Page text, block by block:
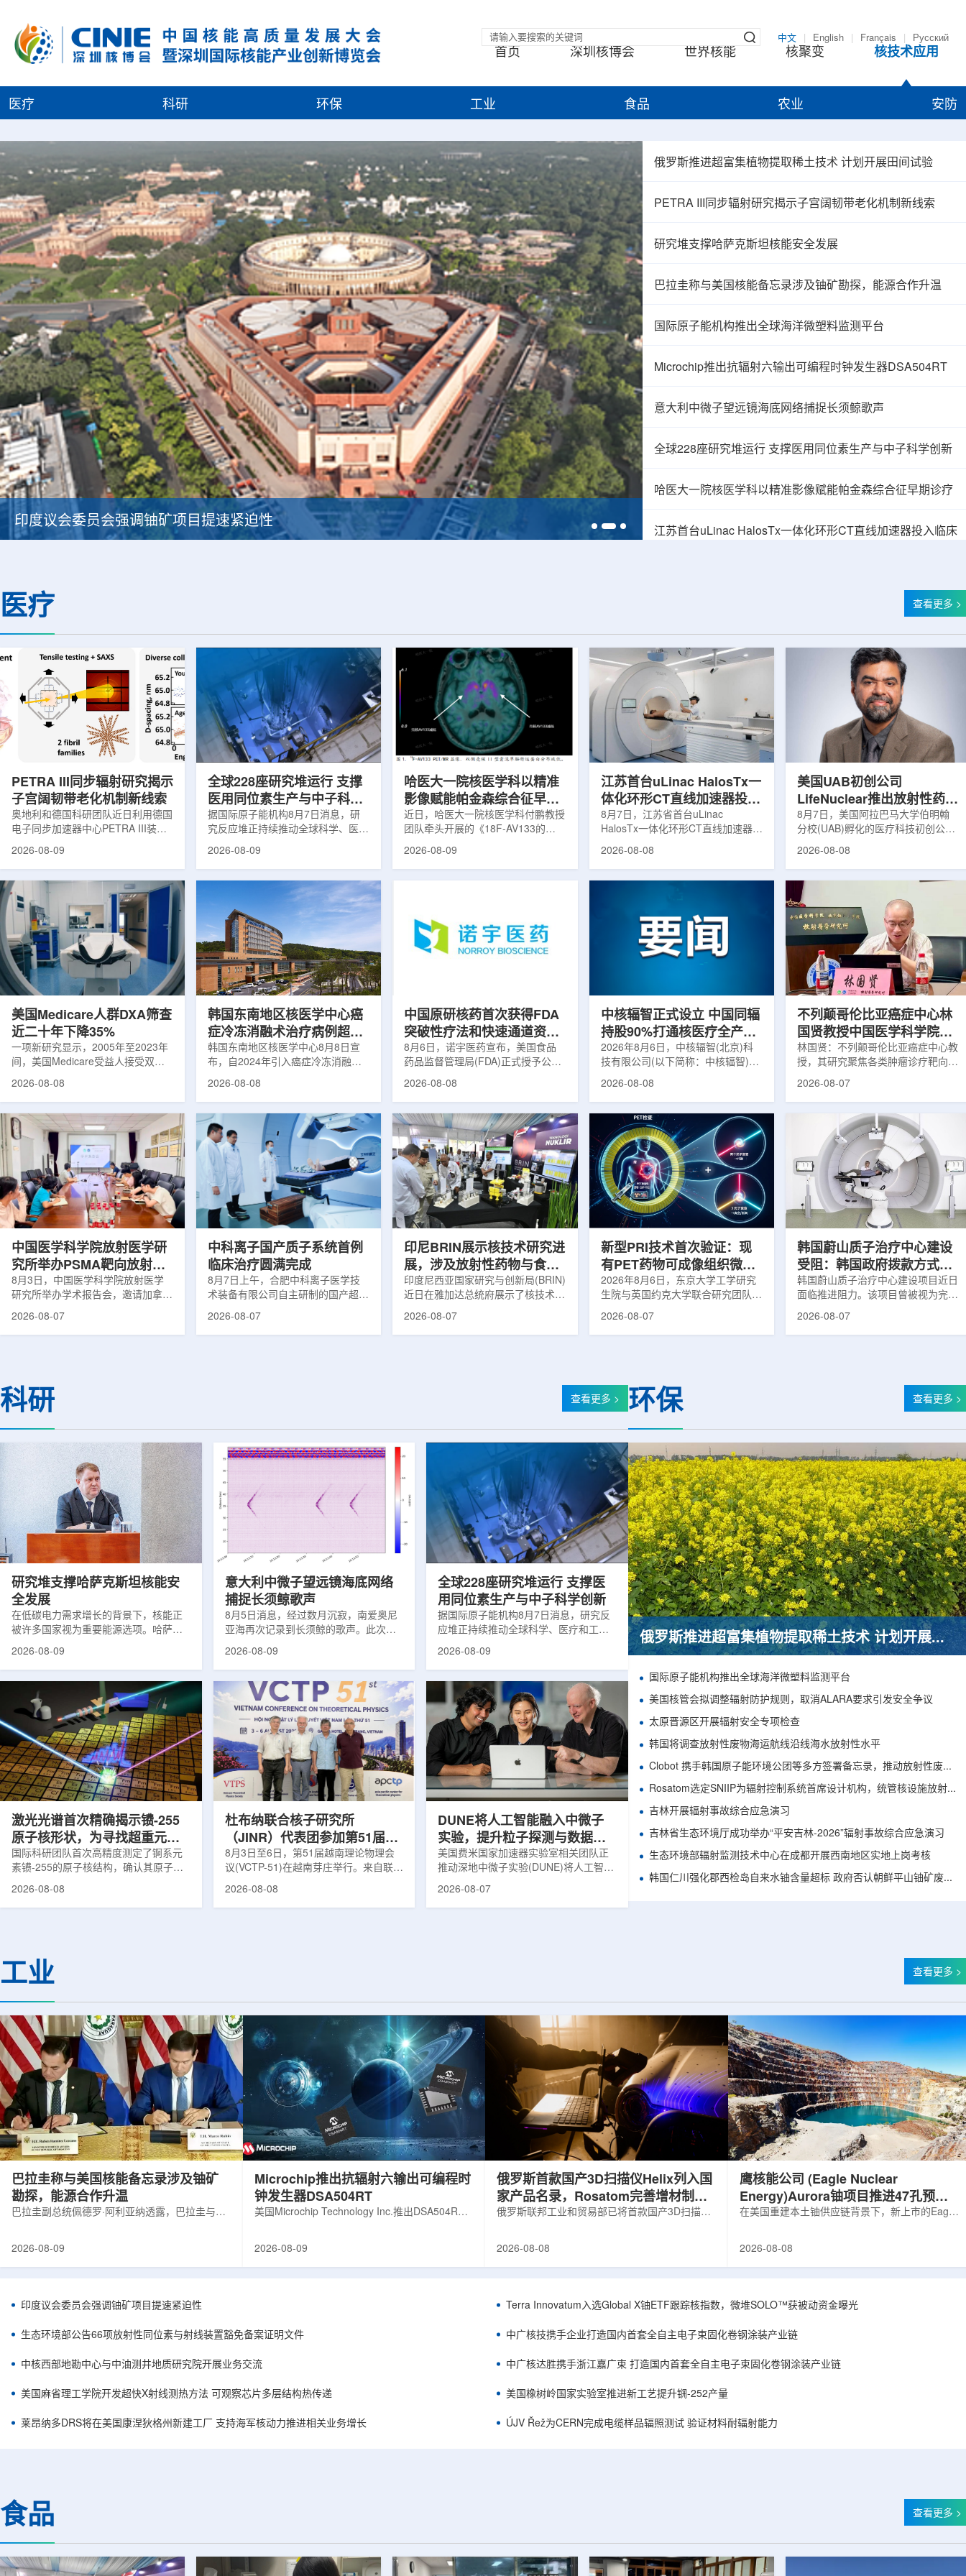
中文 English Français Русский
首页 深圳核博会 世界核能 核聚变 核技术应用
医疗 科研 环保 工业 食品 农业 安防
印度议会委员会强调铀矿项目提速紧迫性 中核辐智正式设立 中国同辐持股90%打通核医
俄罗斯推进超富集植物提取稀土技术 计划开展田间试验
PETRA III同步辐射研究揭示子宫阔韧带老化机制新线索
研究堆支撑哈萨克斯坦核能安全发展
巴拉圭称与美国核能备忘录涉及铀矿勘探，能源合作升温
国际原子能机构推出全球海洋微塑料监测平台
Microchip推出抗辐射六输出可编程时钟发生器DSA504RT
意大利中微子望远镜海底网络捕捉长须鲸歌声
全球228座研究堆运行 支撑医用同位素生产与中子科学创新
哈医大一院核医学科以精准影像赋能帕金森综合征早期诊疗
江苏首台uLinac HalosTx一体化环形CT直线加速器投入临床
医疗 查看更多 >
PETRA III同步辐射研究揭示
子宫阔韧带老化机制新线索
奥地利和德国科研团队近日利用德国
电子同步加速器中心PETRA III装
置，对支撑子宫的重要韧带——阔韧
学线索。相关研究成果发表于《生物
材料学报》。盆腔器官脱垂是女性健
康领域常见但机制仍不清晰的问题，
约40%的女性会受到影响，且多发生
在生命后半段。医学研究人员此前推
测，子宫周围韧带随年龄发生松弛，
可能是脱垂的重要原因之一。阔韧带
连接子宫与盆腔内壁，其强度和弹性
2026-08-09
全球228座研究堆运行 支撑
医用同位素生产与中子科学
创新
据国际原子能机构8月7日消息，研
究反应堆正持续推动全球科学、医疗
和工业领域创新。目前，全球54个
应堆不同于用于发电的核反应堆，主
要功能是产生中子，为医疗、工业、
农业、地质科学、法医学及核科学研
究提供支撑。从上方拍摄的研究堆水
池。(图片：国际原子能机构)在医疗
领域，研究堆是医用放射性同位素的
重要来源。其中，锝-99m被广泛用
于癌症以及心脏、脑部和骨骼疾病诊
2026-08-09
哈医大一院核医学科以精准
影像赋能帕金森综合征早期
诊疗
近日，哈医大一院核医学科付鹏教授
团队牵头开展的《18F-AV133的
PET/MR显像在帕金森病中的临床应
诊断主要依赖症状评估和经验判断，
对于早期阶段、非典型病例以及疾病
鉴别诊断仍存在一定挑战。该技术的
推广应用，标志着哈医大一院在神经
2026-08-09
江苏首台uLinac HalosTx一
体化环形CT直线加速器投入
临床
8月7日，江苏省首台uLinac
HalosTx一体化环形CT直线加速器在
南京医科大学第三附属医院(常州二
疗是肿瘤治疗的重要方式之一。传统
分体式放疗流程中，患者通常需要在
CT室与治疗室之间转运，治疗计划
也多依据此前采集的静态影像制定。
2026-08-08
美国UAB初创公司
LifeNuclear推出放射性药物
治疗安全指导平台
TheraGuide
8月7日，美国阿拉巴马大学伯明翰
分校(UAB)孵化的医疗科技初创公司
LifeNuclear宣布推出数字化平台
遵循辐射安全指导。放射性药物疗法
通过使用放射性药物靶向癌细胞，在
尽量减少周围健康组织损伤的同时发
挥治疗作用。随着该疗法应用范围扩
大，患者在治疗后通常需要阅读并执
行较为复杂的书面说明，这对部分患
者和护理人员而言存在理解和操作难
度。雷莫·乔治博士LifeNuclear由
2026-08-08
美国Medicare人群DXA筛查
近二十年下降35%
一项新研究显示，2005年至2023年
间，美国Medicare受益人接受双能X
射线吸收测定(DXA)检查的比例明显
果提示，不同人群之间的筛查可及性
差异正在扩大。研究人员分析了超过
500万名Medicare受益人的理赔数
据。结果显示，DXA使用率从2005
年的每10万名受益人7255次，下降
至2023年的每10万名受益人4690
次。相关研究已发表于
《Osteoporosis International》。下
2026-08-08
韩国东南地区核医学中心癌
症冷冻消融术治疗病例超过
100例
韩国东南地区核医学中心8月8日宣
布，自2024年引入癌症冷冻消融术
以来，中心已完成超过100例相关手
法。治疗过程中，医生在CT或超声
成像引导下，将细治疗针精准插入肿
瘤部位，通过零下40摄氏度或更低
的超低温冷冻病灶，使癌细胞发生坏
死。由于低温冷冻本身具有一定麻醉
作用，该技术有助于减轻患者疼痛，
减少对周围正常组织的损伤，并促进
术后较快恢复。据该中心介绍，目前
2026-08-08
中国原研核药首次获得FDA
突破性疗法和快速通道资格
双重认定
8月6日，诺宇医药宣布，美国食品
药品监督管理局(FDA)正式授予公司
自主研发的68Ga-NYM096突破性疗
认定(Fast Track Designation,
FTD)。这是原研核药领域中国首个
获得美国 FDA 突破性疗法认定、首
个同时获得 FDA 突破性疗法与快速
通道双项认定的产品，创造了核药领
域里程碑式突破。68Ga-NYM096是
一款特异性结合CAⅨ的肾癌小分子
诊断核药，适用于疑似或确认转移性
2026-08-08
中核辐智正式设立 中国同辐
持股90%打通核医疗全产业
链
2026年8月6日，中核辐智(北京)科
技有限公司(以下简称：中核辐智)正
式设立。公司由中国同辐股份有限公
创)共同出资组建，中国同辐持股
90%，中核浙创持股10%。中核辐智
将承接中国同辐核医学发展中心业
务，锚定智慧核医疗赛道深耕布局。
公司以智慧核医学物联系统为核心载
体，打通核医疗全产业链条，构建智
慧核医学系统+核药+装备+服务协同
发展模式，推动业务从单一产品供给
2026-08-08
不列颠哥伦比亚癌症中心林
国贤教授中国医学科学院放
射医学研究所开展学术交流
林国贤：不列颠哥伦比亚癌症中心教
授，其研究聚焦各类肿瘤诊疗靶向放
射性药物开发，迄今已主导/参与发
完成自研7款放射性药物的临床转
化，用于多种肿瘤诊疗。报告会上，
林国贤教授基于其团队多年的前沿探
索，系统梳理了针对前列腺癌靶点
PSMA的核药相关研究进展：一是F-
18标记PSMA靶向PET显像剂的分子
设计与临床优势;二是通过理性优化
分子结构，大幅提高Lu-177标记治
2026-08-07
中国医学科学院放射医学研
究所举办PSMA靶向放射性
药物学术报告会
8月3日，中国医学科学院放射医学
研究所举办学术报告会，邀请加拿大
温哥华不列颠哥伦比亚癌症中心林国
授长期从事肿瘤诊疗靶向放射性药物
开发研究，已主导或参与发表135余
款自研放射性药物的临床转化，应用
2026-08-07
中科离子国产质子系统首例
临床治疗圆满完成
8月7日上午，合肥中科离子医学技
术装备有限公司自主研制的国产超导
回旋质子治疗系统，在合肥离子医学
疗。设备运行平稳低噪，治疗控制软
件运...
2026-08-07
印尼BRIN展示核技术研究进
展，涉及放射性药物与食品
辐照应用
印度尼西亚国家研究与创新局(BRIN)
近日在雅加达总统府展示了核技术研
究成果。BRIN局长阿里夫·萨特里亚
放射性药物研发对癌症识别和治疗具
水果的辐照处理。阿里夫介绍，一些
2026-08-07
新型PRI技术首次验证：现
有PET药物可成像组织微环
境
2026年8月6日，东京大学工学研究
生院与英国约克大学联合研究团队宣
布，已建立一种利用正电子三光子衰
衰变的下一代核医学成像概念图目前
临床PET扫描主要利用正电子双光子
程度相关的微环境信息捕捉有限。...
2026-08-07
韩国蔚山质子治疗中心建设
受阻：韩国政府拨款方式调
整影响项目推进
韩国蔚山质子治疗中心建设项目近日
面临推进阻力。该项目曾被视为完善
韩国东南部区域癌症治疗体系的关键
制定服务，并开始争取国家拨款。不
过，韩国保健福祉部回复称，难以单
中心，构建癌症患者可在区域内完成
手术...
2026-08-07
科研 查看更多 >
研究堆支撑哈萨克斯坦核能安
全发展
在低碳电力需求增长的背景下，核能正
被许多国家视为重要能源选项。哈萨克
料、反应堆运行工况及安全系统需要经
过长期研究、试验和验证，研究堆和实
验装置正是承担这类工作的核心平台。
不同于以发电为主要目标的动力堆，研
究堆更接近专业核科学实验室。科研人
员可在其中研究核燃料和结构材料行
为，模拟反应堆不同运行状态，包括偏
离正常工况的情形，测试新技术，并验
证后续用于核...
2026-08-09
意大利中微子望远镜海底网络
捕捉长须鲸歌声
8月5日消息，经过数月沉寂，南爱奥尼
亚海再次记录到长须鲸的歌声。此次观
多个实验共同完成，涉及ITINERIS、
LOWNOISER和VONGOLA三个项目，
相关工作由LNS-INFN与西西里核物理与
物质结构中心(CSFNSM)参与开展。探
测发生在冬季末期。当时，东地中海区
域正受到一项长期近海油气资源地球物
理勘测活动带来的强烈人为噪声影响，
距离飓风哈里过境也仅数周。研究人员
在复杂声学背景...
2026-08-09
全球228座研究堆运行 支撑医
用同位素生产与中子科学创新
据国际原子能机构8月7日消息，研究反
应堆正持续推动全球科学、医疗和工业
设或规划阶段。这类反应堆不同于用于
发电的核反应堆，主要功能是产生中
子，为医疗、工业、农业、地质科学、
法医学及核科学研究提供支撑。从上方
拍摄的研究堆水池。(图片：国际原子能
机构)在医疗领域，研究堆是医用放射性
同位素的重要来源。其中，锝-99m被广
泛用于癌症以及心脏、脑部和骨骼疾病
诊断;全球大...
2026-08-09
激光光谱首次精确揭示镄-255
原子核形状，为寻找超重元素
提供新线索
国际科研团队首次高精度测定了锕系元
素镄-255的原子核结构，确认其原子核
呈明显的长椭球形，类似橄榄球。这项
值，也为现代原子核理论模型提供了关
键实验验证。镄是自然界中不存在的人
团...
2026-08-08
杜布纳联合核子研究所
（JINR）代表团参加第51届越
南理论物理会议
8月3日至6日，第51届越南理论物理会
议(VCTP-51)在越南芽庄举行。来自联合
核研究所理论物理实验室和信息技术实
2026-08-08
DUNE将人工智能融入中微子
实验，提升粒子探测与数据处
理能力
美国费米国家加速器实验室相关团队正
推动深地中微子实验(DUNE)将人工智能
和机器学习工具融入实验设计、探测器
子...
2026-08-07
环保 查看更多 >
俄罗斯推进超富集植物提取稀土技术 计划开展田间试验
国际原子能机构推出全球海洋微塑料监测平台
美国核管会拟调整辐射防护规则，取消ALARA要求引发安全争议
太原晋源区开展辐射安全专项检查
韩国将调查放射性废物海运航线沿线海水放射性水平
Clobot 携手韩国原子能环境公团等多方签署备忘录，推动放射性废物安全管理多机型机器人示范
Rosatom选定SNIIP为辐射控制系统首席设计机构，统管核设施放射仪表标准化与进口替代保障
吉林开展辐射事故综合应急演习
吉林省生态环境厅成功举办“平安吉林-2026”辐射事故综合应急演习
生态环境部辐射监测技术中心在成都开展西南地区实地上岗考核
韩国仁川强化郡西检岛自来水铀含量超标 政府否认朝鲜平山铀矿废水影响
工业 查看更多 >
巴拉圭称与美国核能备忘录涉及铀矿
勘探，能源合作升温
巴拉圭副总统佩德罗·阿利亚纳透露，巴拉圭与美
务卿克里斯托弗·兰道的会晤时，将该协议称为历
有的接近阶段。巴美双方此次接触并不局限于核
能议题，而是涵盖双边合作、安全、投资和地区
政治等多个层面。阿利亚纳称，美国方面有意加
强对巴拉圭能源领域的投资，尤其关注...
2026-08-09
Microchip推出抗辐射六输出可编程时
钟发生器DSA504RT
美国Microchip Technology Inc.推出DSA504RT
常需要高度稳定的时间参考，用于导航、通信和
件，分别为不同子系统提供时钟信号，由此带来
元器件数量增加、系统质量上升和电路复杂...
2026-08-09
俄罗斯首款国产3D扫描仪Helix列入国
家产品名录，Rosatom完善增材制造
技术链
俄罗斯联邦工业和贸易部已将首款国产3D扫描仪
完成。至此，Helix成为俄罗斯首款、也是目前唯
RangeVision Helix由俄罗斯国家原子能公司增材
制造合作伙伴RangeVision研发制造。自2025年
以来，该公司成为唯一纳入俄罗斯国家原子能公
司增材制造生态系统的俄罗斯3D扫描...
2026-08-08
鹰核能公司 (Eagle Nuclear
Energy)Aurora铀项目推进47孔预可
研钻探
在美国重建本土铀供应链背景下，新上市的Eagle
1300标准含indicated资源3275万磅、inferred
孔、总进尺约2.7万英尺的预可研钻探，待联邦与
州审批通过后开工，预计2027年下半年完成预可
研。技术端近期增补Yukuskokon Professional
Services，并扩大与BBA USA、SLR I...
2026-08-08
印度议会委员会强调铀矿项目提速紧迫性
生态环境部公告66项放射性同位素与射线装置豁免备案证明文件
中核西部地勘中心与中油测井地质研究院开展业务交流
美国麻省理工学院开发超快X射线测热方法 可观察芯片多层结构热传递
莱昂纳多DRS将在美国康涅狄格州新建工厂 支持海军核动力推进相关业务增长
Terra Innovatum入选Global X铀ETF跟踪核指数，微堆SOLO™获被动资金曝光
中广核技携手企业打造国内首套全自主电子束固化卷钢涂装产业链
中广核达胜携手浙江嘉广束 打造国内首套全自主电子束固化卷钢涂装产业链
美国橡树岭国家实验室推进新工艺提升锎-252产量
ÚJV Řež为CERN完成电缆样品辐照测试 验证材料耐辐射能力
食品 查看更多 >